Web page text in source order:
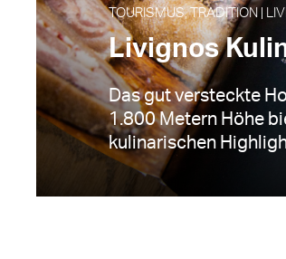
TOURISMUS, TRADITION |
Livignos
Das gut versteckte
1.800 Metern Höhe
kulinarischen